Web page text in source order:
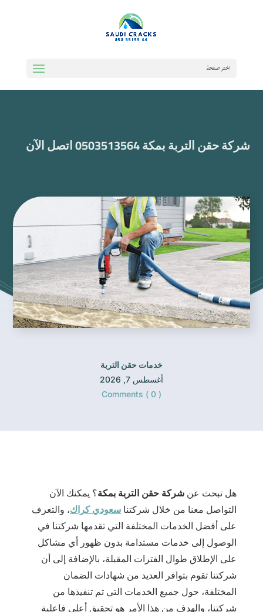
اختر صفحة
شركة حقن التربة بمكة 0503513564 اتصل الآن
خدمات حقن التربة
أغسطس 7, 2026
Comments ( 0 )
هل تبحث عن شركة حقن التربة بمكة؟ يمكنك الآن
التواصل معنا من خلال شركتنا سعودي كراك، والتعرف
على أفضل الخدمات المختلفة التي تقدمها شركتنا في
الوصول إلى خدمات مستدامة بدون ظهور أي مشاكل
على الإطلاق طوال الفترات المقبلة، بالإضافة إلى أن
شركتنا تقوم بتوافر العديد من شهادات الضمان
المختلفة، حول جميع الخدمات التي تم تنفيذها من
شركتنا، والهدف من هذا الأمر هو تحقيق أعلى فاعلية